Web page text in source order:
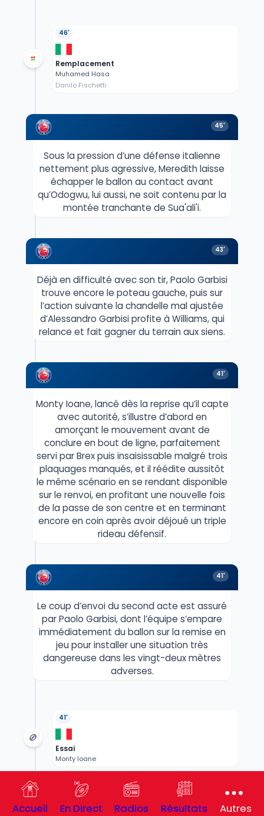
46'
Remplacement
Muhamed Hasa
Danilo Fischetti
45'
Sous la pression d’une défense italienne
nettement plus agressive, Meredith laisse
échapper le ballon au contact avant
qu’Odogwu, lui aussi, ne soit contenu par la
montée tranchante de Sua'ali'i.
43'
Déjà en difficulté avec son tir, Paolo Garbisi
trouve encore le poteau gauche, puis sur
l’action suivante la chandelle mal ajustée
d’Alessandro Garbisi profite à Williams, qui
relance et fait gagner du terrain aux siens.
41'
Monty Ioane, lancé dès la reprise qu’il capte
avec autorité, s’illustre d’abord en
amorçant le mouvement avant de
conclure en bout de ligne, parfaitement
servi par Brex puis insaisissable malgré trois
plaquages manqués, et il réédite aussitôt
le même scénario en se rendant disponible
sur le renvoi, en profitant une nouvelle fois
de la passe de son centre et en terminant
encore en coin après avoir déjoué un triple
rideau défensif.
41'
Le coup d’envoi du second acte est assuré
par Paolo Garbisi, dont l’équipe s’empare
immédiatement du ballon sur la remise en
jeu pour installer une situation très
dangereuse dans les vingt-deux mètres
adverses.
41'
Essai
Monty Ioane
Accueil En Direct Radios Résultats Autres